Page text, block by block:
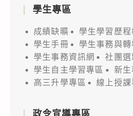
學生專區
成績缺曠
學生學習歷程
學生手冊
學生事務與轉
學生事務資訊網
社團選
學生自主學習專區
新生
高三升學專區
線上授課
政令宣導專區